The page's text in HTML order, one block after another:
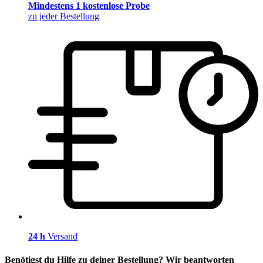
Mindestens 1 kostenlose Probe
zu jeder Bestellung
24 h Versand
Benötigst du Hilfe zu deiner Bestellung? Wir beantworten